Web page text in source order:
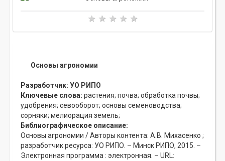
Основы агрономии
Разработчик: УО РИПО
Ключевые слова: растения; почва; обработка почвы;
удобрения; севооборот; основы семеноводства;
сорняки; мелиорация земель;
Библиографическое описание:
Основы агрономии / Авторы контента: А.В. Михасенко ;
разработчик ресурса: УО РИПО. – Минск РИПО, 2015. –
Электронная программа : электронная. – URL: